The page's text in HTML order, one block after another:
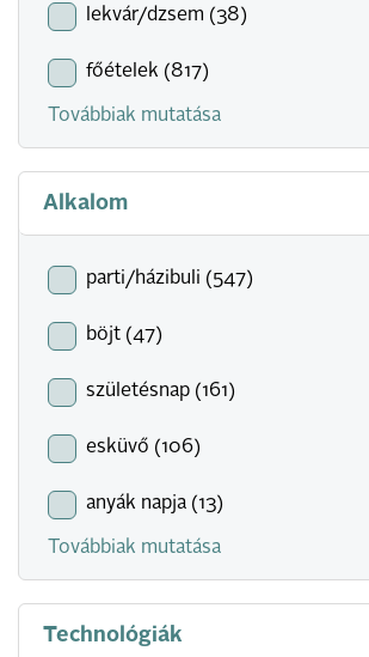
lekvár/dzsem (38)
főételek (817)
Továbbiak mutatása
Alkalom
parti/házibuli (547)
böjt (47)
születésnap (161)
esküvő (106)
anyák napja (13)
Továbbiak mutatása
Technológiák